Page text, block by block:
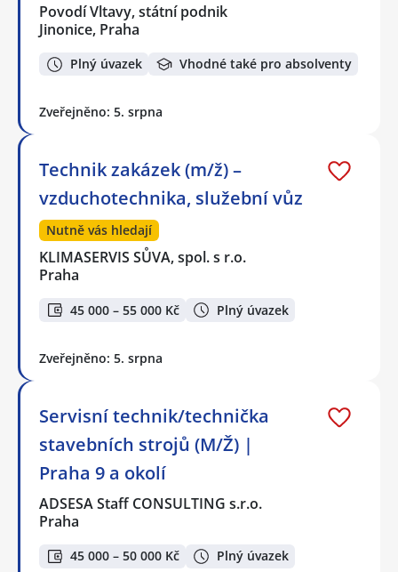
Povodí Vltavy, státní podnik
Jinonice, Praha
Plný úvazek Vhodné také pro absolventy
Zveřejněno: 5. srpna
Technik zakázek (m/ž) –
vzduchotechnika, služební vůz
Nutně vás hledají
KLIMASERVIS SŮVA, spol. s r.o.
Praha
45 000 – 55 000 Kč Plný úvazek
Zveřejněno: 5. srpna
Servisní technik/technička
stavebních strojů (M/Ž) |
Praha 9 a okolí
ADSESA Staff CONSULTING s.r.o.
Praha
45 000 – 50 000 Kč Plný úvazek